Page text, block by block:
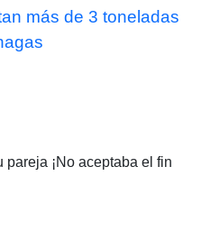
más de 3 toneladas
pareja ¡No aceptaba el fin